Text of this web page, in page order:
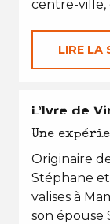
centre-ville,
LIRE LA
EN TOUTES
L’Ivre de
Une
Originaire
Stéphane
valises à
son épouse